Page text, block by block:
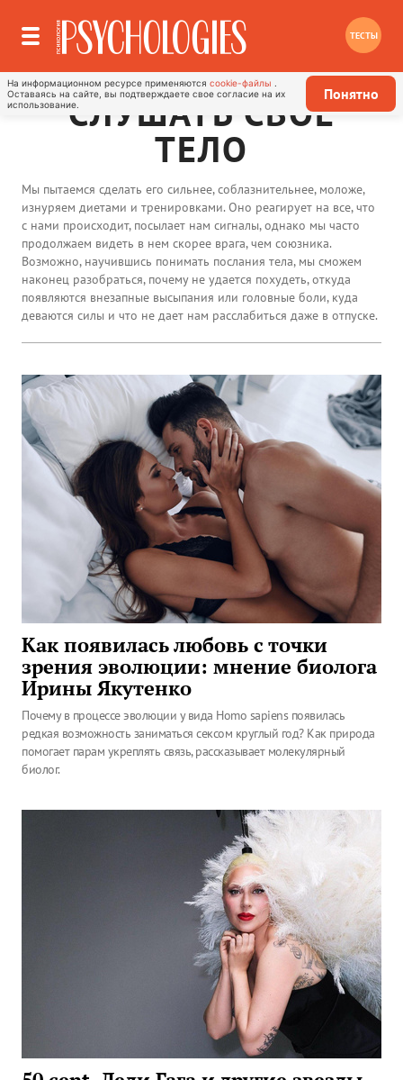
ТЕСТЫ
На информационном ресурсе применяются cookie-файлы
Оставаясь на сайте, вы подтверждаете свое согласие на их
использование.
Понятно
СЛУШАТЬ СВОЁ
ТЕЛО
Мы пытаемся сделать его сильнее, соблазнительнее, моложе,
изнуряем диетами и тренировками. Оно реагирует на все, что
с нами происходит, посылает нам сигналы, однако мы часто
продолжаем видеть в нем скорее врага, чем союзника.
Возможно, научившись понимать послания тела, мы сможем
наконец разобраться, почему не удается похудеть, откуда
появляются внезапные высыпания или головные боли, куда
деваются силы и что не дает нам расслабиться даже в отпуске.
Как появилась любовь с точки
зрения эволюции: мнение биолога
Ирины Якутенко
Почему в процессе эволюции у вида Homo sapiens появилась
редкая возможность заниматься сексом круглый год? Как природа
помогает парам укреплять связь, рассказывает молекулярный
биолог.